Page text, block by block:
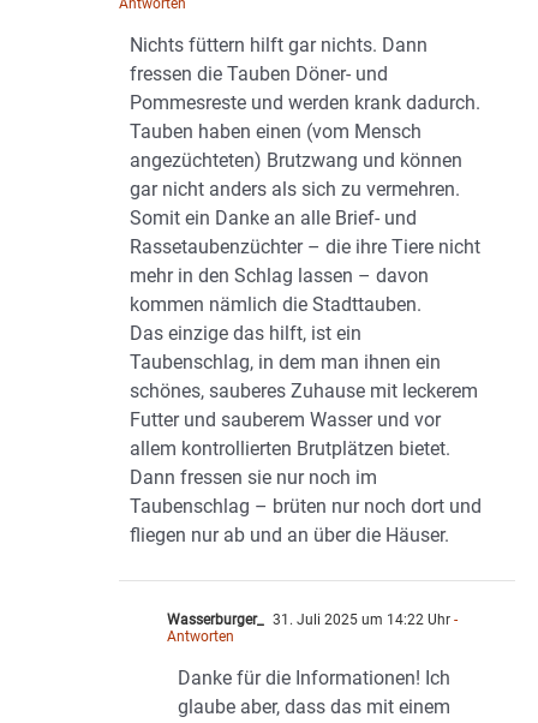
Antworten
Nichts füttern hilft gar nichts. Dann
fressen die Tauben Döner- und
Pommesreste und werden krank dadurch.
Tauben haben einen (vom Mensch
angezüchteten) Brutzwang und können
gar nicht anders als sich zu vermehren.
Somit ein Danke an alle Brief- und
Rassetaubenzüchter – die ihre Tiere nicht
mehr in den Schlag lassen – davon
kommen nämlich die Stadttauben.
Das einzige das hilft, ist ein
Taubenschlag, in dem man ihnen ein
schönes, sauberes Zuhause mit leckerem
Futter und sauberem Wasser und vor
allem kontrollierten Brutplätzen bietet.
Dann fressen sie nur noch im
Taubenschlag – brüten nur noch dort und
fliegen nur ab und an über die Häuser.
Wasserburger_ 31. Juli 2025 um 14:22 Uhr -
Antworten
Danke für die Informationen! Ich
glaube aber, dass das mit einem